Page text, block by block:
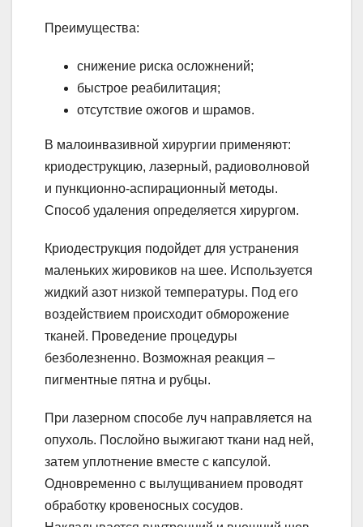
Преимущества:
снижение риска осложнений;
быстрое реабилитация;
отсутствие ожогов и шрамов.
В малоинвазивной хирургии применяют:
криодеструкцию, лазерный, радиоволновой
и пункционно-аспирационный методы.
Способ удаления определяется хирургом.
Криодеструкция подойдет для устранения
маленьких жировиков на шее. Используется
жидкий азот низкой температуры. Под его
воздействием происходит обморожение
тканей. Проведение процедуры
безболезненно. Возможная реакция –
пигментные пятна и рубцы.
При лазерном способе луч направляется на
опухоль. Послойно выжигают ткани над ней,
затем уплотнение вместе с капсулой.
Одновременно с вылущиванием проводят
обработку кровеносных сосудов.